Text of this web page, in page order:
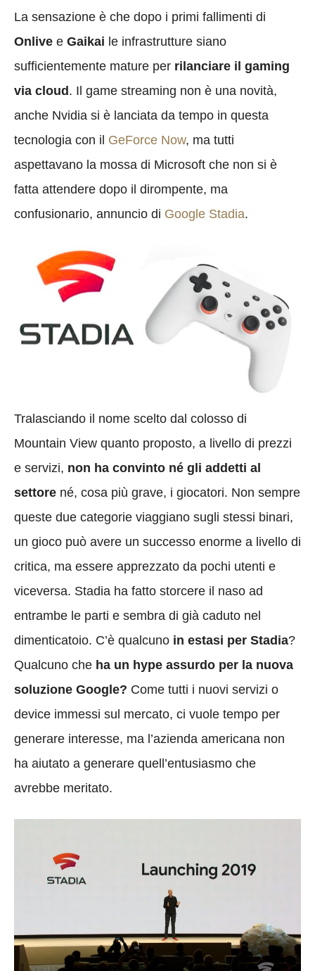
La sensazione è che dopo i primi fallimenti di
Onlive e Gaikai le infrastrutture siano
sufficientemente mature per rilanciare il gaming
via cloud. Il game streaming non è una novità,
anche Nvidia si è lanciata da tempo in questa
tecnologia con il GeForce Now, ma tutti
aspettavano la mossa di Microsoft che non si è
fatta attendere dopo il dirompente, ma
confusionario, annuncio di Google Stadia.
Tralasciando il nome scelto dal colosso di
Mountain View quanto proposto, a livello di prezzi
e servizi, non ha convinto né gli addetti al
settore né, cosa più grave, i giocatori. Non sempre
queste due categorie viaggiano sugli stessi binari,
un gioco può avere un successo enorme a livello di
critica, ma essere apprezzato da pochi utenti e
viceversa. Stadia ha fatto storcere il naso ad
entrambe le parti e sembra di già caduto nel
dimenticatoio. C’è qualcuno in estasi per Stadia?
Qualcuno che ha un hype assurdo per la nuova
soluzione Google? Come tutti i nuovi servizi o
device immessi sul mercato, ci vuole tempo per
generare interesse, ma l’azienda americana non
ha aiutato a generare quell’entusiasmo che
avrebbe meritato.